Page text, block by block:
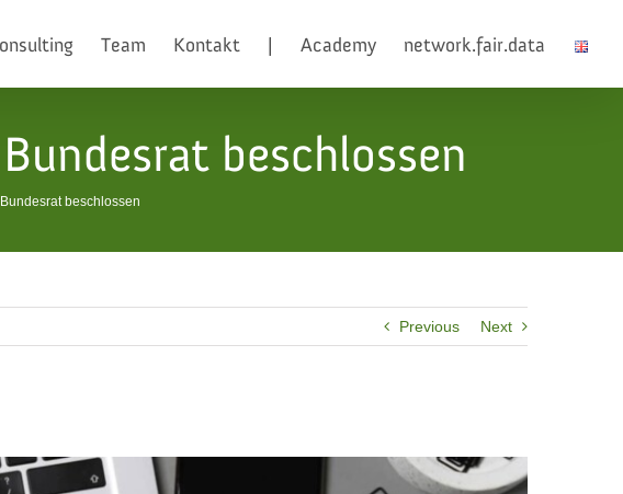
Team Kontakt Academy network.fair.data
beschlossen
beschlossen
Previous Next